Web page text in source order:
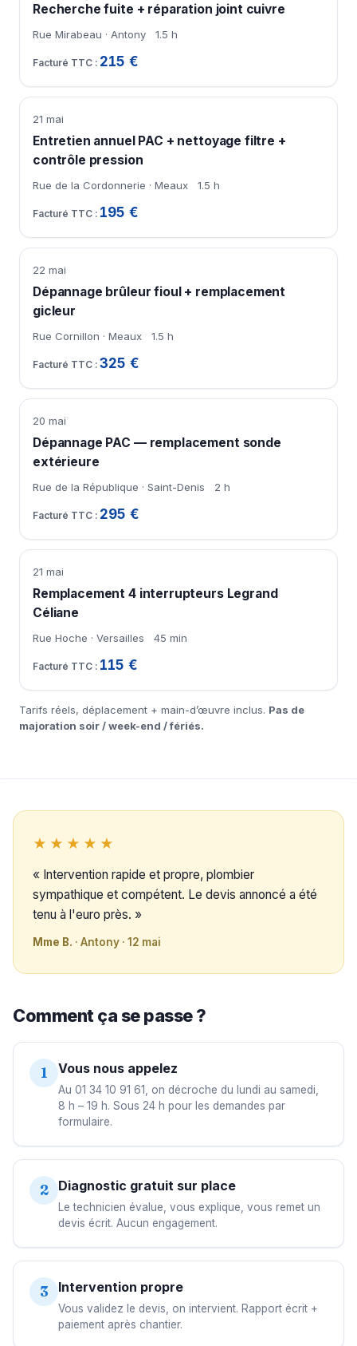
Recherche fuite + réparation joint cuivre
Rue Mirabeau · Antony 1.5 h
215 €
21 mai
Entretien annuel PAC + nettoyage filtre +
contrôle pression
Rue de la Cordonnerie · Meaux 1.5 h
195 €
22 mai
Dépannage brûleur fioul + remplacement
gicleur
Rue Cornillon · Meaux 1.5 h
325 €
20 mai
Dépannage PAC — remplacement sonde
extérieure
Rue de la République · Saint-Denis 2 h
295 €
21 mai
Remplacement 4 interrupteurs Legrand
Céliane
Rue Hoche · Versailles 45 min
115 €
Tarifs réels, déplacement + main-d’œuvre inclus. Pas de
majoration soir / week-end / fériés.
★★★★★
« Intervention rapide et propre, plombier
sympathique et compétent. Le devis annoncé a été
tenu à l'euro près. »
Mme B. · Antony · 12 mai
Comment ça se passe ?
1 Vous nous appelez
Au 01 34 10 91 61, on décroche du lundi au samedi,
8 h – 19 h. Sous 24 h pour les demandes par
formulaire.
2 Diagnostic gratuit sur place
Le technicien évalue, vous explique, vous remet un
devis écrit. Aucun engagement.
3 Intervention propre
Vous validez le devis, on intervient. Rapport écrit +
paiement après chantier.